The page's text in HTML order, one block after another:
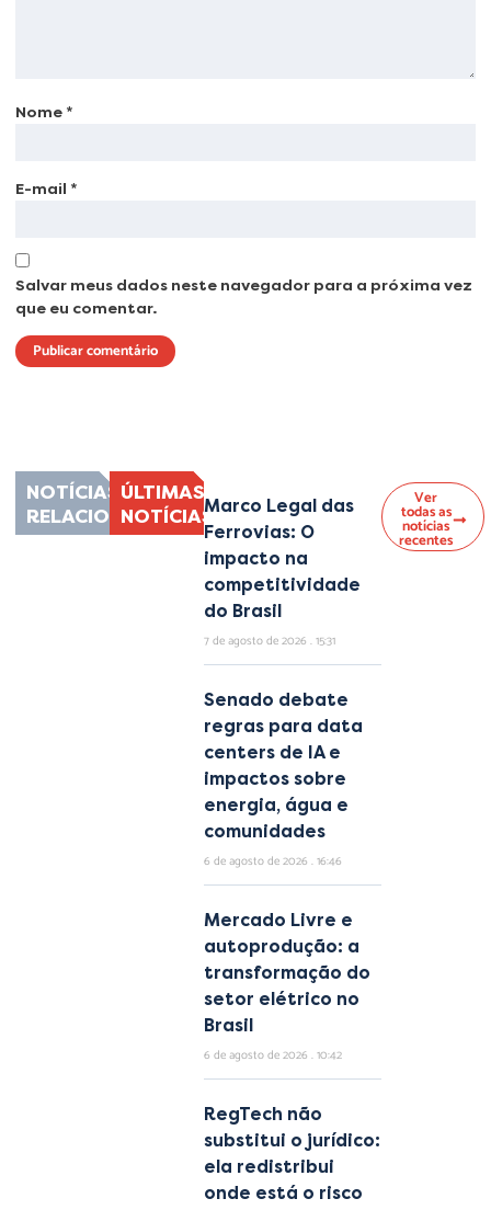
Nome *
E-mail *
Salvar meus dados neste navegador para a próxima vez
que eu comentar.
NOTÍCIAS
RELACIONADAS
ÚLTIMAS
NOTÍCIASMarco Legal das
Ferrovias: O
impacto na
competitividade
do Brasil
7 de agosto de 2026 15:31
Senado debate
regras para data
centers de IA e
impactos sobre
energia, água e
comunidades
6 de agosto de 2026 16:46
Mercado Livre e
autoprodução: a
transformação do
setor elétrico no
Brasil
6 de agosto de 2026 10:42
RegTech não
substitui o jurídico:
ela redistribui
onde está o risco
Ver
todas as
notícias
recentes